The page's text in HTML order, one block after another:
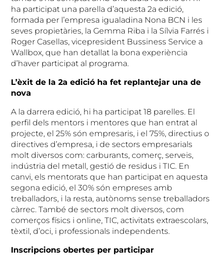
ha participat una parella d’aquesta 2a edició,
formada per l’empresa igualadina Nona BCN i les
seves propietàries, la Gemma Riba i la Sílvia Farrés i
Roger Casellas, vicepresident Bussiness Service a
Wallbox, que han detallat la bona experiència
d’haver participat al programa.
L’èxit de la 2a edició ha fet replantejar una de
nova
A la darrera edició, hi ha participat 18 parelles. El
perfil dels mentors i mentores que han entrat al
projecte, el 25% són empresaris, i el 75%, directius o
directives d’empresa, i de sectors empresarials
molt diversos com: carburants, comerç, serveis,
indústria del metall, gestió de residus i TIC. En
canvi, els mentorats que han participat en aquesta
segona edició, el 30% són empreses amb
treballadors, i la resta, autònoms sense treballadors
càrrec. També de sectors molt diversos, com
comerços físics i online, TIC, activitats extraescolars,
tèxtil, d’oci, i professionals independents.
Inscripcions obertes per participar